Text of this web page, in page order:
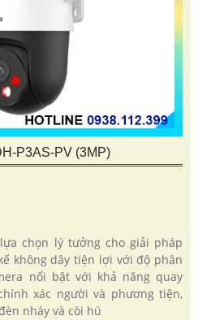
P3AS-PV (3MP)
lựa chọn lý tưởng cho giải pháp
không dây tiện lợi với độ phân
nổi bật với khả năng quay
xác người và phương tiện,
nháy và còi hú